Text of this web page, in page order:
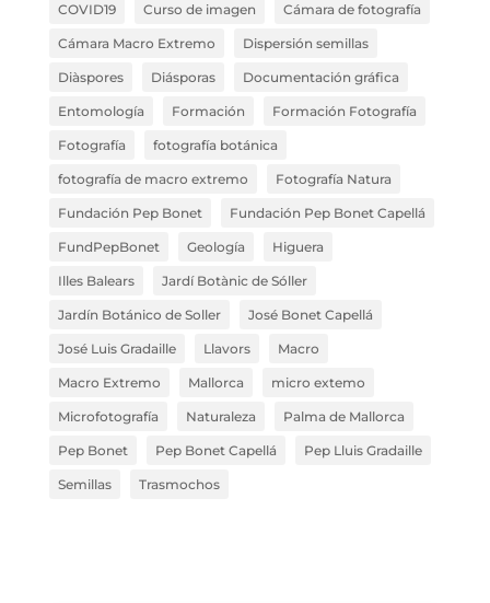
COVID19 Curso de imagen Cámara de fotografía
Cámara Macro Extremo Dispersión semillas
Diàspores Diásporas Documentación gráfica
Entomología Formación Formación Fotografía
Fotografía fotografía botánica
fotografía de macro extremo Fotografía Natura
Fundación Pep Bonet Fundación Pep Bonet Capellá
FundPepBonet Geología Higuera
Illes Balears Jardí Botànic de Sóller
Jardín Botánico de Soller José Bonet Capellá
José Luis Gradaille Llavors Macro
Macro Extremo Mallorca micro extemo
Microfotografía Naturaleza Palma de Mallorca
Pep Bonet Pep Bonet Capellá Pep Lluis Gradaille
Semillas Trasmochos